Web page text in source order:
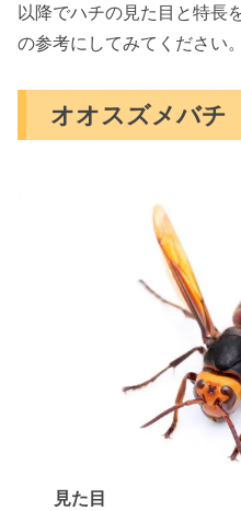
以降でハチの見た目と特長
の参考にしてみてください。
オオスズメバチ
見た目